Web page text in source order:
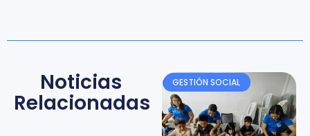
Noticias
Relacionadas
GESTIÓN SOCIAL